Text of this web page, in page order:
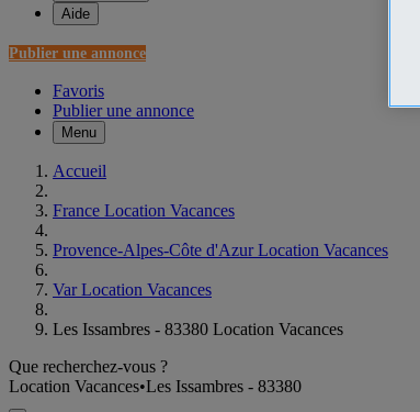
Aide
Publier une annonce
Favoris
Publier une annonce
Menu
Accueil
France Location Vacances
Provence-Alpes-Côte d'Azur Location Vacances
Var Location Vacances
Les Issambres - 83380 Location Vacances
Que recherchez-vous ?
Location Vacances•Les Issambres - 83380